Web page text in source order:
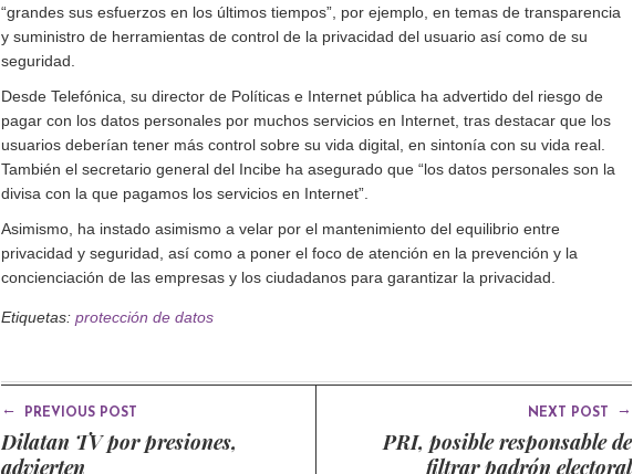
“grandes sus esfuerzos en los últimos tiempos”, por ejemplo, en temas de transparencia
y suministro de herramientas de control de la privacidad del usuario así como de su
seguridad.
Desde Telefónica, su director de Políticas e Internet pública ha advertido del riesgo de
pagar con los datos personales por muchos servicios en Internet, tras destacar que los
usuarios deberían tener más control sobre su vida digital, en sintonía con su vida real.
También el secretario general del Incibe ha asegurado que “los datos personales son la
divisa con la que pagamos los servicios en Internet”.
Asimismo, ha instado asimismo a velar por el mantenimiento del equilibrio entre
privacidad y seguridad, así como a poner el foco de atención en la prevención y la
concienciación de las empresas y los ciudadanos para garantizar la privacidad.
Etiquetas: protección de datos
← PREVIOUS POST
Dilatan TV por presiones,
advierten
NEXT POST →
PRI, posible responsable de
filtrar padrón electoral